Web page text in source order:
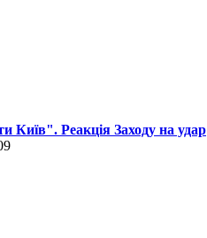
Київ". Реакція Заходу на удар